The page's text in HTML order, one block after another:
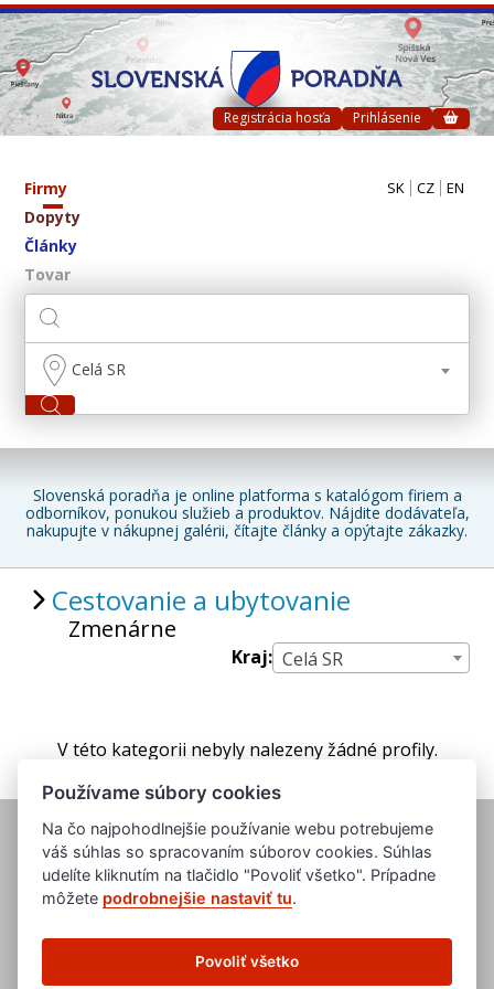
Registrácia hosťa Prihlásenie
Firmy
Dopyty
Články
Tovar
SK CZ EN
Celá SR
Slovenská poradňa je online platforma s katalógom firiem a
odborníkov, ponukou služieb a produktov. Nájdite dodávateľa,
nakupujte v nákupnej galérii, čítajte články a opýtajte zákazky.
Cestovanie a ubytovanie
Zmenárne
Kraj: Celá SR
V této kategorii nebyly nalezeny žádné profily.
www.edb.cz
www.edb.eu
Používame súbory cookies
Na čo najpohodlnejšie používanie webu potrebujeme
váš súhlas so spracovaním súborov cookies. Súhlas
udelíte kliknutím na tlačidlo "Povoliť všetko". Prípadne
môžete podrobnejšie nastaviť tu.
Povoliť všetko